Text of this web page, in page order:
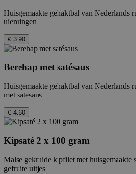
Huisgemaakte gehaktbal van Nederlands
uienringen
€ 3.90
Berehap met satésaus
Huisgemaakte gehaktbal van Nederlands
met satesaus
€ 4.60
Kipsaté 2 x 100 gram
Malse gekruide kipfilet met huisgemaakte
gefruite uitjes